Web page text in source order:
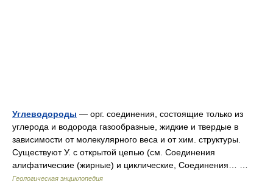
Углеводороды — орг. соединения, состоящие только из
углерода и водорода газообразные, жидкие и твердые в
зависимости от молекулярного веса и от хим. структуры.
Существуют У. с открытой цепью (см. Соединения
алифатические (жирные) и циклические, Соединения… …
Геологическая энциклопедия